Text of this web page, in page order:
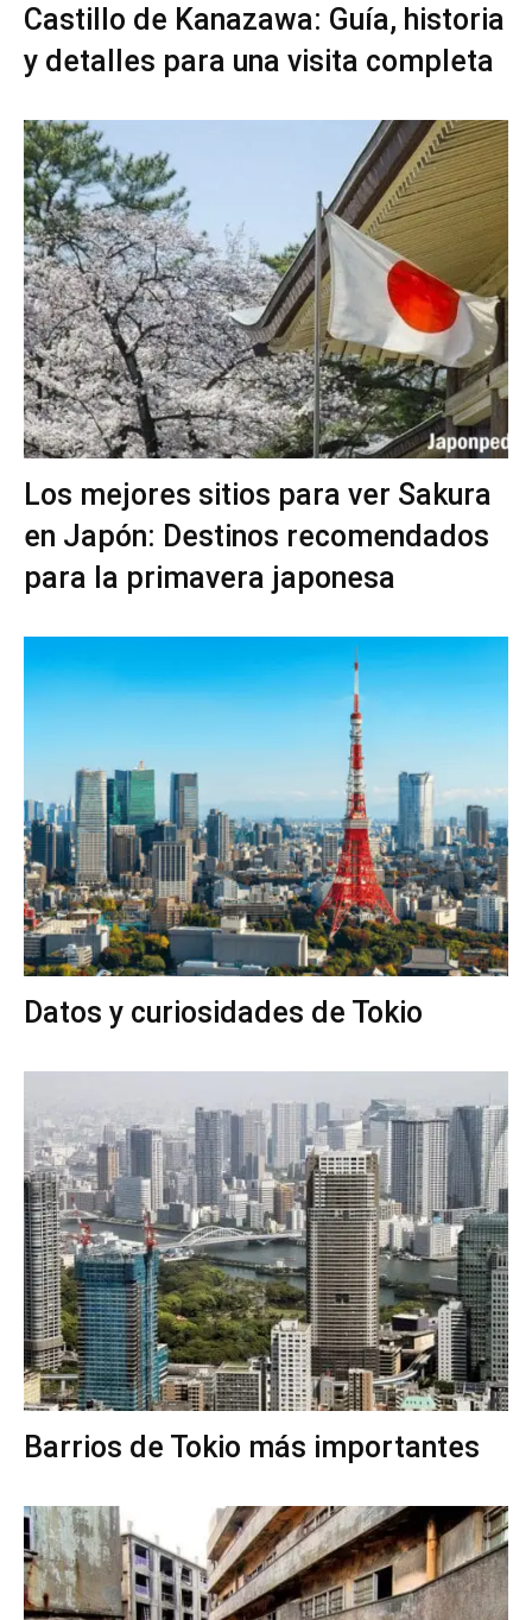
Castillo de Kanazawa: Guía, historia
y detalles para una visita completa
Los mejores sitios para ver Sakura
en Japón: Destinos recomendados
para la primavera japonesa
Datos y curiosidades de Tokio
Barrios de Tokio más importantes